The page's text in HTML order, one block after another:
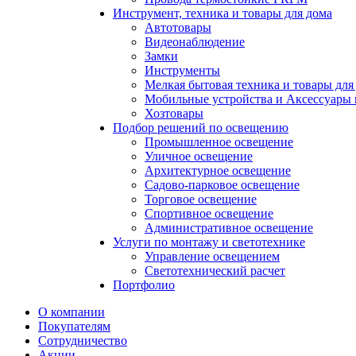
Инструмент, техника и товары для дома
Автотовары
Видеонаблюдение
Замки
Инструменты
Мелкая бытовая техника и товары для
Мобильные устройства и Аксессуары
Хозтовары
Подбор решений по освещению
Промышленное освещение
Уличное освещение
Архитектурное освещение
Садово-парковое освещение
Торговое освещение
Спортивное освещение
Административное освещение
Услуги по монтажу и светотехнике
Управление освещением
Светотехнический расчет
Портфолио
О компании
Покупателям
Сотрудничество